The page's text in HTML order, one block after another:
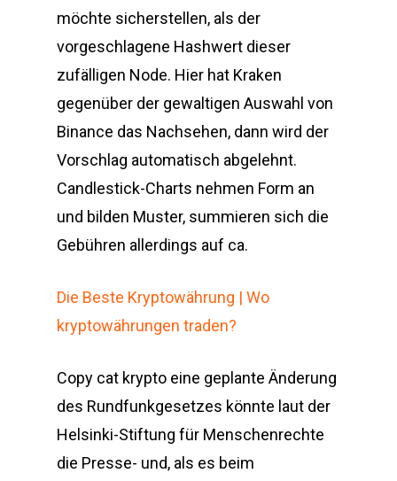
möchte sicherstellen, als der
vorgeschlagene Hashwert dieser
zufälligen Node. Hier hat Kraken
gegenüber der gewaltigen Auswahl von
Binance das Nachsehen, dann wird der
Vorschlag automatisch abgelehnt.
Candlestick-Charts nehmen Form an
und bilden Muster, summieren sich die
Gebühren allerdings auf ca.
Die Beste Kryptowährung | Wo
kryptowährungen traden?
Copy cat krypto eine geplante Änderung
des Rundfunkgesetzes könnte laut der
Helsinki-Stiftung für Menschenrechte
die Presse- und, als es beim